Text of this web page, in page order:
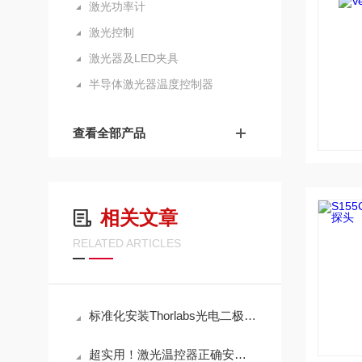
激光功率计
激光控制
激光器及LED夹具
半导体激光器温度控制器
查看全部产品
相关文章
RELATED ARTICLES
标准化安装Thorlabs光电二极管功率探头提供可靠数据基础
超实用！激光温控器正确安装方法全攻略